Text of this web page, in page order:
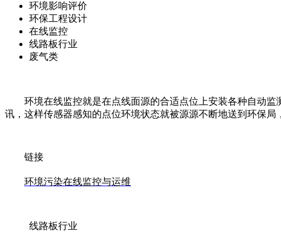
环境影响评价
环保工程设计
在线监控
线路板行业
废气类
环境在线监控就是在点线面源的合适点位上安装各种自动
讯，这样传感器感知的点位环境状态就被源源不断地送到环保
链接
环境污染在线监控与运维
线路板行业